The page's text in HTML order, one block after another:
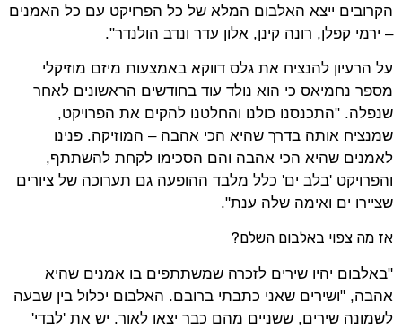
הקרובים ייצא האלבום המלא של כל הפרויקט עם כל האמנים
– ירמי קפלן, רונה קינן, אלון עדר ונדב הולנדר".
על הרעיון להנציח את גלס דווקא באמצעות מיזם מוזיקלי
מספר נחמיאס כי הוא נולד עוד בחודשים הראשונים לאחר
שנפלה. "התכנסנו כולנו והחלטנו להקים את הפרויקט,
שמנציח אותה בדרך שהיא הכי אהבה – המוזיקה. פנינו
לאמנים שהיא הכי אהבה והם הסכימו לקחת להשתתף,
והפרויקט 'בלב ים' כלל מלבד ההופעה גם תערוכה של ציורים
שציירו ים ואימה שלה ענת".
אז מה צפוי באלבום השלם?
"באלבום יהיו שירים לזכרה שמשתתפים בו אמנים שהיא
אהבה, "ושירים שאני כתבתי ברובם. האלבום יכלול בין שבעה
לשמונה שירים, ששניים מהם כבר יצאו לאור. יש את 'לבדי'